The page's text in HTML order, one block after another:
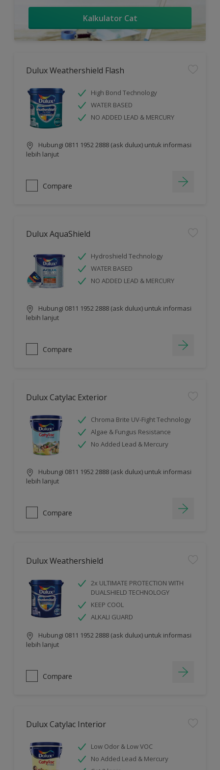
Kalkulator Cat
Dulux Weathershield Flash
High Bond Technology
WATER BASED
NO ADDED LEAD & MERCURY
Hubungi 0811 1952 2888 (ask dulux) untuk informasi
lebih lanjut
Compare
Dulux AquaShield
Hydroshield Technology
WATER BASED
NO ADDED LEAD & MERCURY
Hubungi 0811 1952 2888 (ask dulux) untuk informasi
lebih lanjut
Compare
Dulux Catylac Exterior
Chroma Brite UV-Fight Technology
Algae & Fungus Resistance
No Added Lead & Mercury
Hubungi 0811 1952 2888 (ask dulux) untuk informasi
lebih lanjut
Compare
Dulux Weathershield
2x ULTIMATE PROTECTION WITH
DUALSHIELD TECHNOLOGY
KEEP COOL
ALKALI GUARD
Hubungi 0811 1952 2888 (ask dulux) untuk informasi
lebih lanjut
Compare
Dulux Catylac Interior
Low Odor & Low VOC
No Added Lead & Mercury